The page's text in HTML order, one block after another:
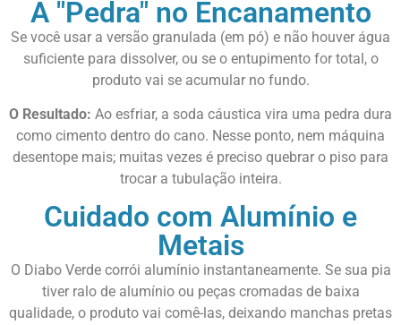
A "Pedra" no Encanamento
Se você usar a versão granulada (em pó) e não houver água
suficiente para dissolver, ou se o entupimento for total, o
produto vai se acumular no fundo.
O Resultado: Ao esfriar, a soda cáustica vira uma pedra dura
como cimento dentro do cano. Nesse ponto, nem máquina
desentope mais; muitas vezes é preciso quebrar o piso para
trocar a tubulação inteira.
Cuidado com Alumínio e
Metais
O Diabo Verde corrói alumínio instantaneamente. Se sua pia
tiver ralo de alumínio ou peças cromadas de baixa
qualidade, o produto vai comê-las, deixando manchas pretas